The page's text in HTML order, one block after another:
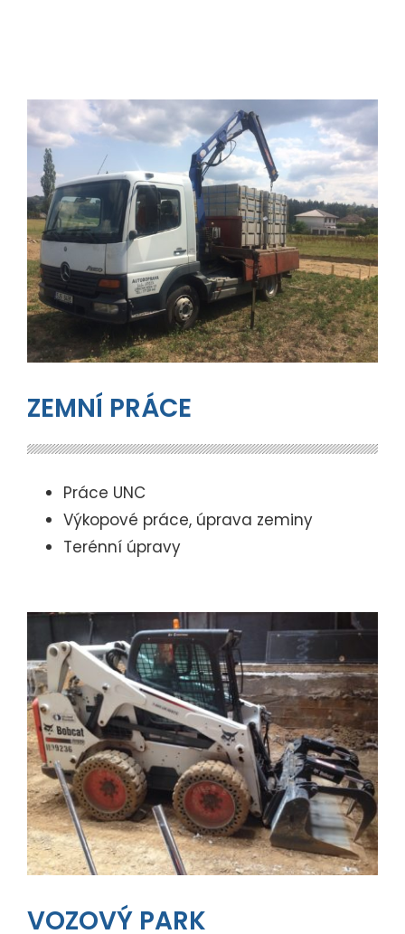
ZEMNÍ PRÁCE
Práce UNC
Výkopové práce, úprava zeminy
Terénní úpravy
VOZOVÝ PARK